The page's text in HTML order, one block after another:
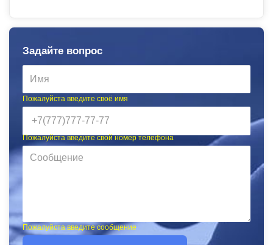
Задайте вопрос
Пожалуйста введите своё имя
Пожалуйста введите свой номер телефона
Пожалуйста введите сообщение